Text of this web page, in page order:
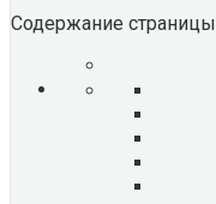
Содержание страницы